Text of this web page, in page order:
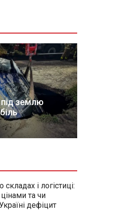
під землю
складах і логістиці:
та чи
дефіцит